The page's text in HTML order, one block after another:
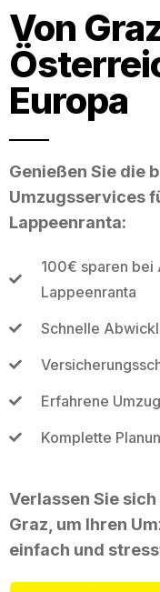
Von
Europa
Genießen Sie die
Umzugsservices
Lappeenranta:
100€ sparen bei
Lappeenranta
Schnelle
Erfahrene
Komplette
Verlassen Sie
Graz, um Ihren
einfach und